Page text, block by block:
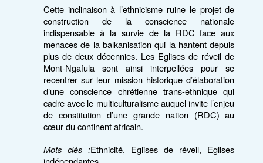
Cette inclinaison à l’ethnicisme ruine le projet de
construction de la conscience nationale
indispensable à la survie de la RDC face aux
menaces de la balkanisation qui la hantent depuis
plus de deux décennies. Les Eglises de réveil de
Mont-Ngafula sont ainsi interpellées pour se
recentrer sur leur mission historique d’élaboration
d’une conscience chrétienne trans-ethnique qui
cadre avec le multiculturalisme auquel invite l’enjeu
de constitution d’une grande nation (RDC) au
cœur du continent africain.
Mots clés :Ethnicité, Eglises de réveil, Eglises